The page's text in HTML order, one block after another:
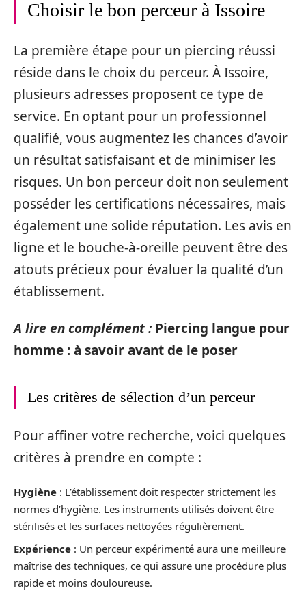
Choisir le bon perceur à Issoire
La première étape pour un piercing réussi
réside dans le choix du perceur. À Issoire,
plusieurs adresses proposent ce type de
service. En optant pour un professionnel
qualifié, vous augmentez les chances d’avoir
un résultat satisfaisant et de minimiser les
risques. Un bon perceur doit non seulement
posséder les certifications nécessaires, mais
également une solide réputation. Les avis en
ligne et le bouche-à-oreille peuvent être des
atouts précieux pour évaluer la qualité d’un
établissement.
A lire en complément : Piercing langue pour
homme : à savoir avant de le poser
Les critères de sélection d’un perceur
Pour affiner votre recherche, voici quelques
critères à prendre en compte :
Hygiène : L’établissement doit respecter strictement les
normes d’hygiène. Les instruments utilisés doivent être
stérilisés et les surfaces nettoyées régulièrement.
Expérience : Un perceur expérimenté aura une meilleure
maîtrise des techniques, ce qui assure une procédure plus
rapide et moins douloureuse.